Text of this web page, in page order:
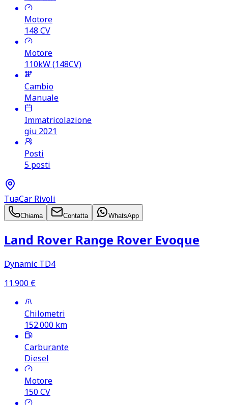
Motore
148 CV
Motore
110kW (148CV)
Cambio
Manuale
Immatricolazione
giu 2021
Posti
5 posti
TuaCar Rivoli
Chiama Contatta WhatsApp
Land Rover Range Rover Evoque
Dynamic TD4
11.900 €
Chilometri
152.000 km
Carburante
Diesel
Motore
150CV